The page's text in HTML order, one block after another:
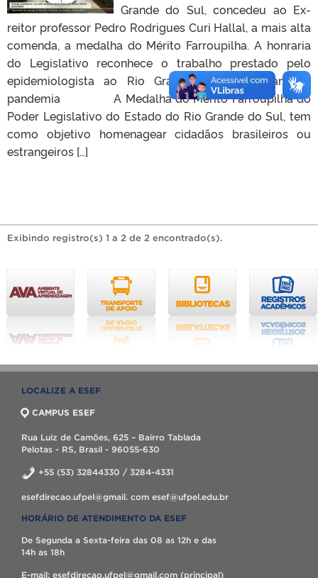
Grande do Sul, concedeu ao Ex-
reitor professor Pedro Rodrigues Curi Hallal, a mais alta
comenda, a medalha do Mérito Farroupilha. A honraria
do Legislativo reconhece o trabalho prestado pelo
epidemiologista ao Rio Grande do Sul durante a
pandemia A Medalha do Mérito Farroupilha do
Poder Legislativo do Estado do Rio Grande do Sul, tem
como objetivo homenagear cidadãos brasileiros ou
estrangeiros […]
Exibindo registro(s) 1 a 2 de 2 encontrado(s).
LOCALIZE A ESEF
CAMPUS ESEF
Rua Luiz de Camões, 625 – Bairro Tablada
Pelotas - RS, Brasil - 96055-630
+55 (53) 32844330 / 3284-4331
esefdirecao.ufpel@gmail. com esef@ufpel.edu.br
HORÁRIO DE ATENDIMENTO DA ESEF
De Segunda a Sexta-feira das 08 as 12h e das
14h as 18h
E-mail: esefdirecao.ufpel@gmail.com (principal)